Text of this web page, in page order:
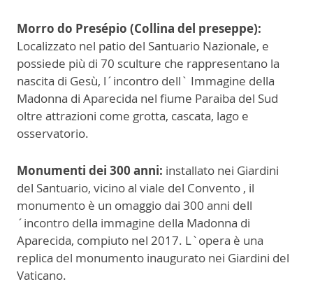
Morro do Presépio (Collina del preseppe):
Localizzato nel patio del Santuario Nazionale, e
possiede più di 70 sculture che rappresentano la
nascita di Gesù, l´incontro dell` Immagine della
Madonna di Aparecida nel fiume Paraiba del Sud
oltre attrazioni come grotta, cascata, lago e
osservatorio.
Monumenti dei 300 anni: installato nei Giardini
del Santuario, vicino al viale del Convento , il
monumento è un omaggio dai 300 anni dell
´incontro della immagine della Madonna di
Aparecida, compiuto nel 2017. L`opera è una
replica del monumento inaugurato nei Giardini del
Vaticano.